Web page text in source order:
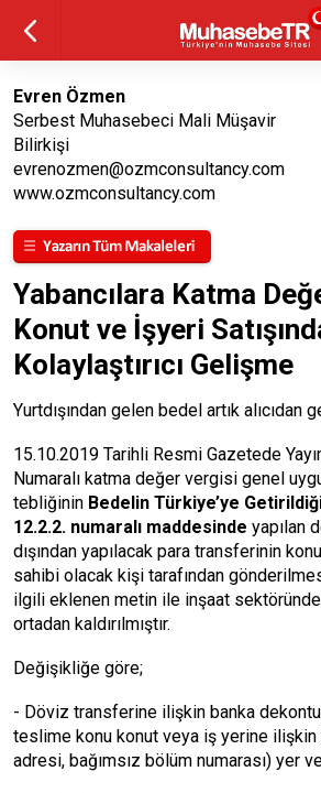
Evren Özmen
Serbest Muhasebeci Mali Müşavir
Bilirkişi
evrenozmen@ozmconsultancy.com
www.ozmconsultancy.com
Yabancılara Katma
Konut ve İşyeri
Kolaylaştırıcı Gelişme
Yurtdışından gelen bedel artık alıcıdan
15.10.2019 Tarihli Resmi Gazetede
Numaralı katma değer vergisi genel
tebliğinin Bedelin Türkiye’ye
12.2.2. numaralı maddesinde yapılan
dışından yapılacak para transferinin
sahibi olacak kişi tarafından
ilgili eklenen metin ile inşaat
ortadan kaldırılmıştır.
Değişikliğe göre;
- Döviz transferine ilişkin banka
teslime konu konut veya iş yerine ilişkin
adresi, bağımsız bölüm numarası) yer